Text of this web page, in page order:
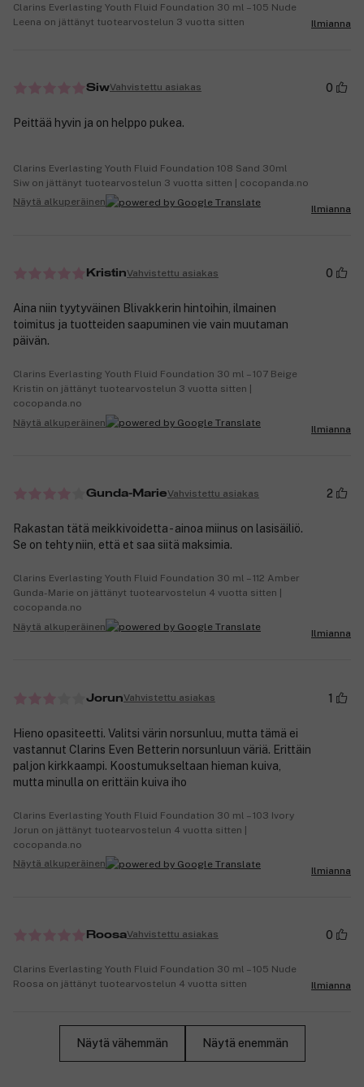
Clarins Everlasting Youth Fluid Foundation 30 ml – 105 Nude
Leena on jättänyt tuotearvostelun 3 vuotta sitten
Ilmianna
SiwVahvistettu asiakas 0
Peittää hyvin ja on helppo pukea.
Clarins Everlasting Youth Fluid Foundation 108 Sand 30ml
Siw on jättänyt tuotearvostelun 3 vuotta sitten | cocopanda.no
Näytä alkuperäinen
Ilmianna
KristinVahvistettu asiakas 0
Aina niin tyytyväinen Blivakkerin hintoihin, ilmainen
toimitus ja tuotteiden saapuminen vie vain muutaman
päivän.
Clarins Everlasting Youth Fluid Foundation 30 ml – 107 Beige
Kristin on jättänyt tuotearvostelun 3 vuotta sitten |
cocopanda.no
Näytä alkuperäinen
Ilmianna
Gunda-MarieVahvistettu asiakas 2
Rakastan tätä meikkivoidetta - ainoa miinus on lasisäiliö.
Se on tehty niin, että et saa siitä maksimia.
Clarins Everlasting Youth Fluid Foundation 30 ml – 112 Amber
Gunda-Marie on jättänyt tuotearvostelun 4 vuotta sitten |
cocopanda.no
Näytä alkuperäinen
Ilmianna
JorunVahvistettu asiakas 1
Hieno opasiteetti. Valitsi värin norsunluu, mutta tämä ei
vastannut Clarins Even Betterin norsunluun väriä. Erittäin
paljon kirkkaampi. Koostumukseltaan hieman kuiva,
mutta minulla on erittäin kuiva iho
Clarins Everlasting Youth Fluid Foundation 30 ml – 103 Ivory
Jorun on jättänyt tuotearvostelun 4 vuotta sitten |
cocopanda.no
Näytä alkuperäinen
Ilmianna
RoosaVahvistettu asiakas 0
Clarins Everlasting Youth Fluid Foundation 30 ml – 105 Nude
Roosa on jättänyt tuotearvostelun 4 vuotta sitten
Ilmianna
Näytä vähemmän Näytä enemmän